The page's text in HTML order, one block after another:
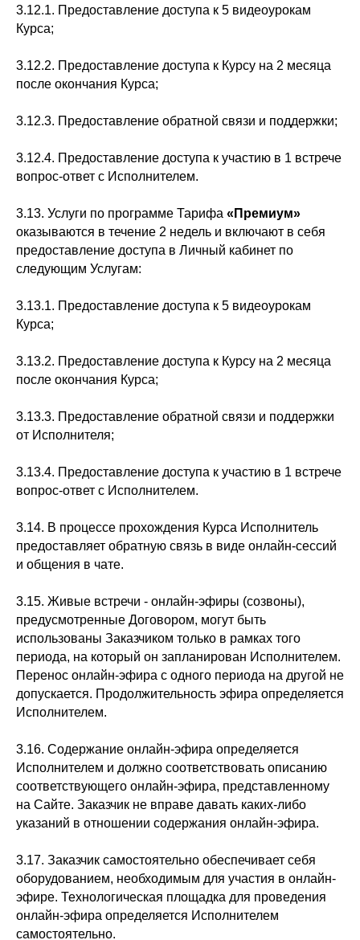
3.12.1. Предоставление доступа к 5 видеоурокам
Курса;
3.12.2. Предоставление доступа к Курсу на 2 месяца
после окончания Курса;
3.12.3. Предоставление обратной связи и поддержки;
3.12.4. Предоставление доступа к участию в 1 встрече
вопрос-ответ с Исполнителем.
3.13. Услуги по программе Тарифа «Премиум»
оказываются в течение 2 недель и включают в себя
предоставление доступа в Личный кабинет по
следующим Услугам:
3.13.1. Предоставление доступа к 5 видеоурокам
Курса;
3.13.2. Предоставление доступа к Курсу на 2 месяца
после окончания Курса;
3.13.3. Предоставление обратной связи и поддержки
от Исполнителя;
3.13.4. Предоставление доступа к участию в 1 встрече
вопрос-ответ с Исполнителем.
3.14. В процессе прохождения Курса Исполнитель
предоставляет обратную связь в виде онлайн-сессий
и общения в чате.
3.15. Живые встречи - онлайн-эфиры (созвоны),
предусмотренные Договором, могут быть
использованы Заказчиком только в рамках того
периода, на который он запланирован Исполнителем.
Перенос онлайн-эфира с одного периода на другой не
допускается. Продолжительность эфира определяется
Исполнителем.
3.16. Содержание онлайн-эфира определяется
Исполнителем и должно соответствовать описанию
соответствующего онлайн-эфира, представленному
на Сайте. Заказчик не вправе давать каких-либо
указаний в отношении содержания онлайн-эфира.
3.17. Заказчик самостоятельно обеспечивает себя
оборудованием, необходимым для участия в онлайн-
эфире. Технологическая площадка для проведения
онлайн-эфира определяется Исполнителем
самостоятельно.